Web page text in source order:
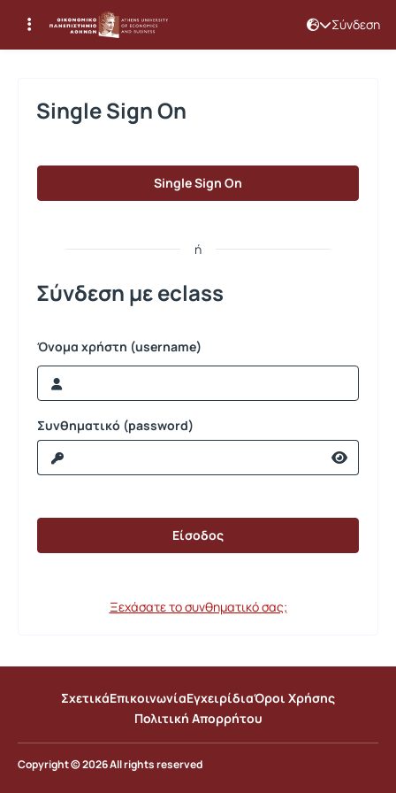
Σύνδεση
Σύνδεση
Single Sign On
Single Sign On
ή
Σύνδεση με eclass
Όνομα χρήστη (username)
Συνθηματικό (password)
Ξεχάσατε το συνθηματικό σας;
ΣχετικάΕπικοινωνίαΕγχειρίδιαΌροι Χρήσης
Πολιτική Απορρήτου
Copyright © 2026 All rights reserved